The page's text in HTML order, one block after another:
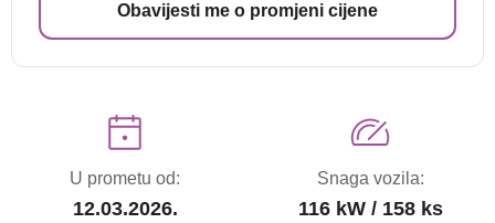
Obavijesti me o promjeni cijene
U prometu od:
12.03.2026.
Snaga vozila:
116 kW / 158 ks